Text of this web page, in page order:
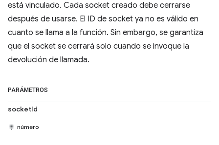
está vinculado. Cada socket creado debe cerrarse
después de usarse. El ID de socket ya no es válido en
cuanto se llama a la función. Sin embargo, se garantiza
que el socket se cerrará solo cuando se invoque la
devolución de llamada.
PARÁMETROS
socketId
número